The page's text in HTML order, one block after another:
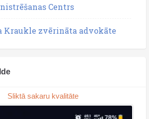
Centrs
Kraukle zvērināta advokāte
Sliktā sakaru kvalitāte